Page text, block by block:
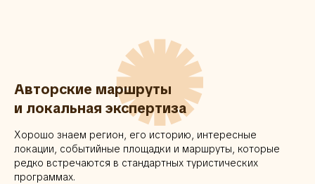
Авторские маршруты
и локальная экспертиза
Хорошо знаем регион, его историю, интересные
локации, событийные площадки и маршруты, которые
редко встречаются в стандартных туристических
программах.
✺